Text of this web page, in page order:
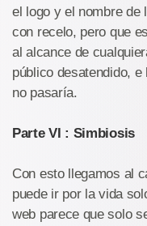
el logo y el nombre de
con recelo, pero que
al alcance de
público desatendido,
no pasaría.
Parte VI : Simbiosis
Con esto llegamos al
puede ir por la vida
web parece que solo